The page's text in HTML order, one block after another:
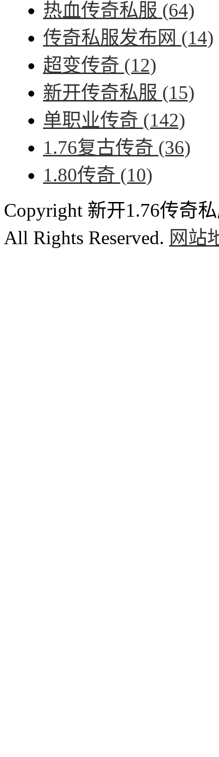
热血传奇私服 (64)
传奇私服发布网 (14)
超变传奇 (12)
新开传奇私服 (15)
单职业传奇 (142)
1.76复古传奇 (36)
1.80传奇 (10)
Copyright 新开1.76传奇
All Rights Reserved. 网站